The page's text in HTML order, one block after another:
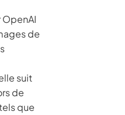
de
suit
de
que